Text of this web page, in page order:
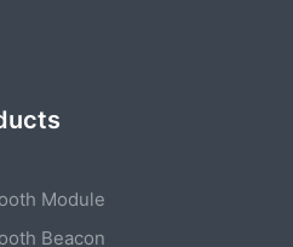
Module
Beacon